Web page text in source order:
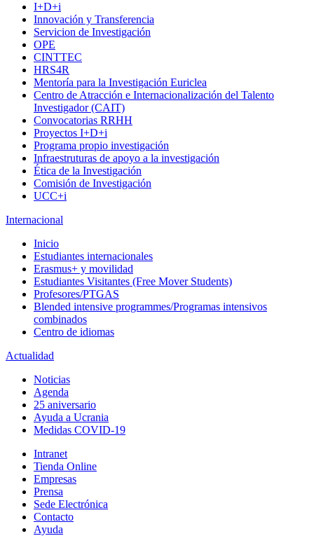
I+D+i
Innovación y Transferencia
Servicion de Investigación
OPE
CINTTEC
HRS4R
Mentoría para la Investigación Euriclea
Centro de Atracción e Internacionalización del Talento
Investigador (CAIT)
Convocatorias RRHH
Proyectos I+D+i
Programa propio investigación
Infraestruturas de apoyo a la investigación
Ética de la Investigación
Comisión de Investigación
UCC+i
Internacional
Inicio
Estudiantes internacionales
Erasmus+ y movilidad
Estudiantes Visitantes (Free Mover Students)
Profesores/PTGAS
Blended intensive programmes/Programas intensivos
combinados
Centro de idiomas
Actualidad
Noticias
Agenda
25 aniversario
Ayuda a Ucrania
Medidas COVID-19
Intranet
Tienda Online
Empresas
Prensa
Sede Electrónica
Contacto
Ayuda